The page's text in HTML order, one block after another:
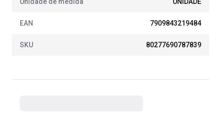
EAN 7909843219484
SKU 80277690787839